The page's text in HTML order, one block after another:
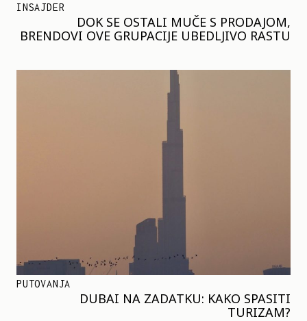
INSAJDER
DOK SE OSTALI MUČE S PRODAJOM,
BRENDOVI OVE GRUPACIJE UBEDLJIVO RASTU
PUTOVANJA
DUBAI NA ZADATKU: KAKO SPASITI
TURIZAM?